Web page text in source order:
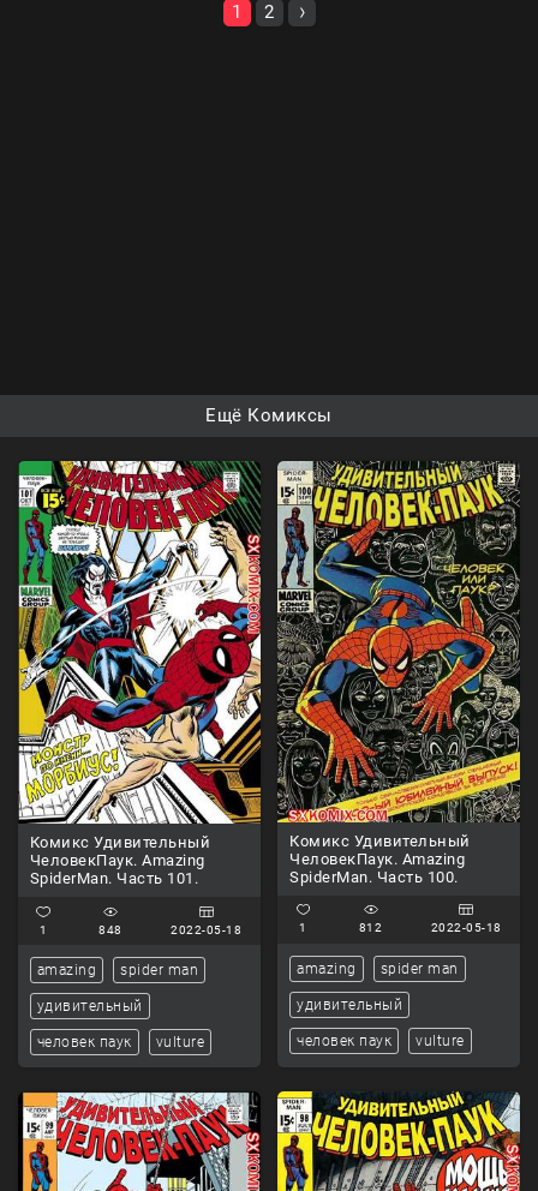
1 2
Ещё Комиксы
Комикс Удивительный
ЧеловекПаук. Amazing
SpiderMan. Часть 101.
1 848 2022-05-18
amazing spider man
удивительный
человек паук vulture
Комикс Удивительный
ЧеловекПаук. Amazing
SpiderMan. Часть 100.
1 812 2022-05-18
amazing spider man
удивительный
человек паук vulture